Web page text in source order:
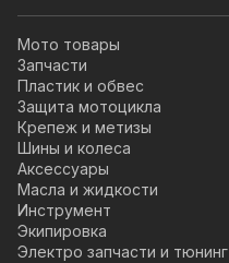
Мото товары
Запчасти
Пластик и обвес
Защита мотоцикла
Крепеж и метизы
Шины и колеса
Аксессуары
Масла и жидкости
Инструмент
Экипировка
Электро запчасти и тюнинг